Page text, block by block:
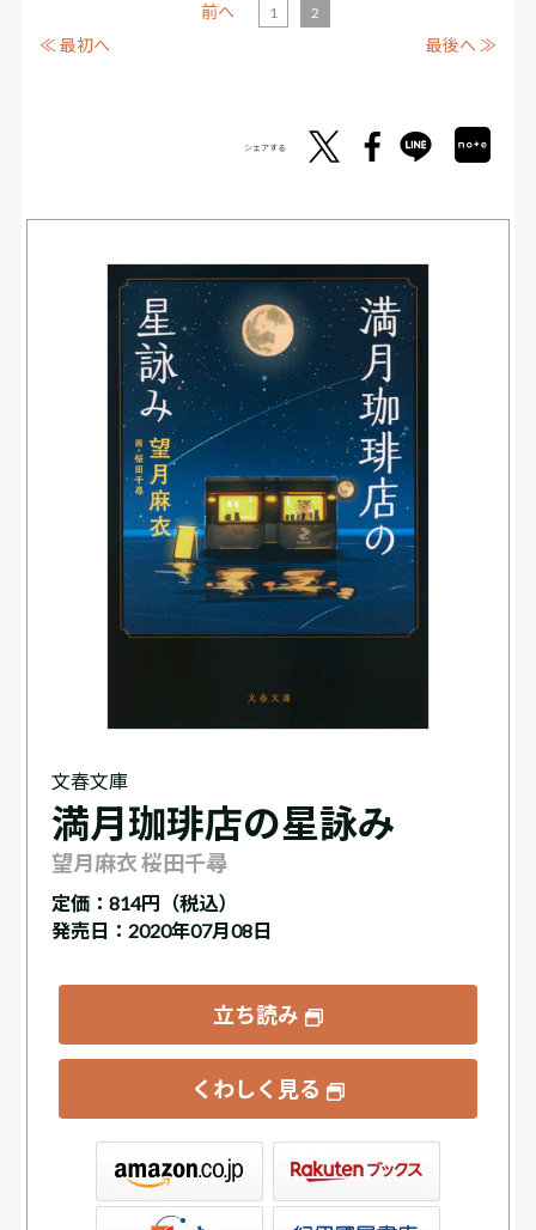
≪ 最初へ
前へ 1 2
最後へ ≫
シェアする
文春文庫
満月珈琲店の星詠み
望月麻衣 桜田千尋
定価： 814円（税込）
発売日：2020年07月08日
立ち読み
くわしく見る
書店ウェブストア